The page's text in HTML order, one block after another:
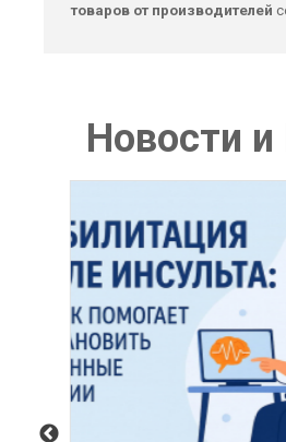
товаров от производителей
Новости и